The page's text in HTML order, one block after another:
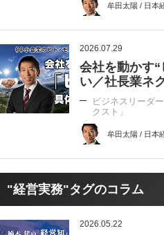
牟田太陽 / 日本
2026.07.29
会社を動かす
い／社長業ネ
ビジネスリーダ
クスト」
牟田太陽 / 日本
"経営実務"タグのコラム
2026.05.22